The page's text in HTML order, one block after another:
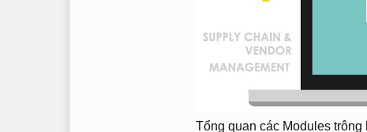
Tổng quan các Modules trông